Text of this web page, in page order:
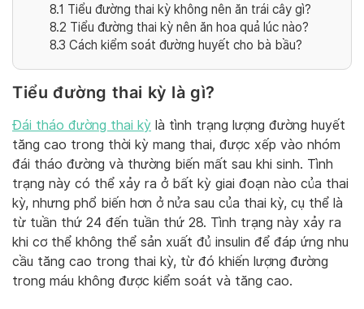
8.1 Tiểu đường thai kỳ không nên ăn trái cây gì?
8.2 Tiểu đường thai kỳ nên ăn hoa quả lúc nào?
8.3 Cách kiểm soát đường huyết cho bà bầu?
Tiểu đường thai kỳ là gì?
Đái tháo đường thai kỳ là tình trạng lượng đường huyết
tăng cao trong thời kỳ mang thai, được xếp vào nhóm
đái tháo đường và thường biến mất sau khi sinh. Tình
trạng này có thể xảy ra ở bất kỳ giai đoạn nào của thai
kỳ, nhưng phổ biến hơn ở nửa sau của thai kỳ, cụ thể là
từ tuần thứ 24 đến tuần thứ 28. Tình trạng này xảy ra
khi cơ thể không thể sản xuất đủ insulin để đáp ứng nhu
cầu tăng cao trong thai kỳ, từ đó khiến lượng đường
trong máu không được kiểm soát và tăng cao.